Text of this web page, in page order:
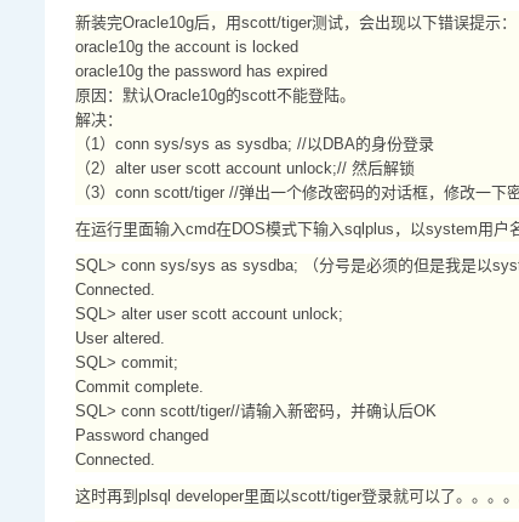
新装完Oracle10g后，用scott/tiger测试，会出现以下错误提示：
oracle10g the account is locked
oracle10g the password has expired
原因：默认Oracle10g的scott不能登陆。
解决：
（1）conn sys/sys as sysdba; //以DBA的身份登录
（2）alter user scott account unlock;// 然后解锁
（3）conn scott/tiger //弹出一个修改密码的对话框，修改一下
在运行里面输入cmd在DOS模式下输入sqlplus，以system用户
SQL> conn sys/sys as sysdba; （分号是必须的但是我是以
Connected.
SQL> alter user scott account unlock;
User altered.
SQL> commit;
Commit complete.
SQL> conn scott/tiger//请输入新密码，并确认后OK
Password changed
Connected.
这时再到plsql developer里面以scott/tiger登录就可以了。。。。